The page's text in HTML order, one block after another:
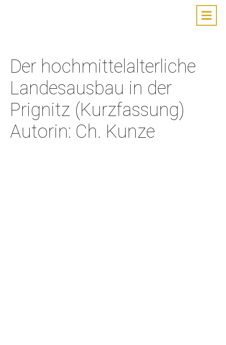
Der hochmittelalterliche
Landesausbau in der
Prignitz (Kurzfassung)
Autorin: Ch. Kunze